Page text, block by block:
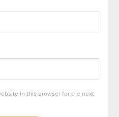
in this browser for the next